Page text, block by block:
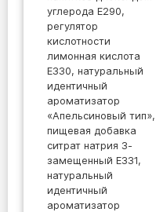
углерода Е290,
регулятор
кислотности
лимонная кислота
Е330, натуральный
идентичный
ароматизатор
«Апельсиновый тип»,
пищевая добавка
ситрат натрия 3-
замещенный Е331,
натуральный
идентичный
ароматизатор